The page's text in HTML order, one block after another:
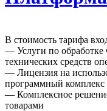
В стоимость тарифа
— Услуги по
технических средств
— Лицензия на
программный
— Комплексное
товарами